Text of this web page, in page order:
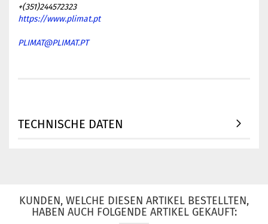
+(351)244572323
https://www.plimat.pt
PLIMAT@PLIMAT.PT
TECHNISCHE DATEN
KUNDEN, WELCHE DIESEN ARTIKEL BESTELLTEN,
HABEN AUCH FOLGENDE ARTIKEL GEKAUFT: